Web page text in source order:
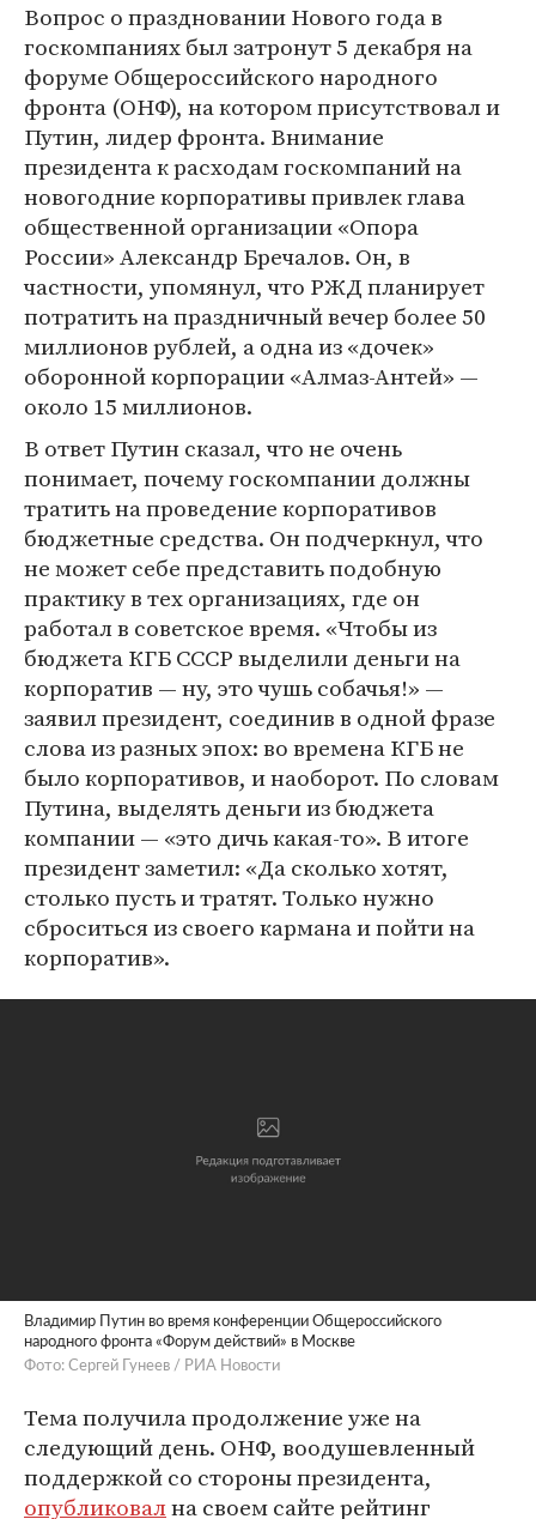
Вопрос о праздновании Нового года в
госкомпаниях был затронут 5 декабря на
форуме Общероссийского народного
фронта (ОНФ), на котором присутствовал и
Путин, лидер фронта. Внимание
президента к расходам госкомпаний на
новогодние корпоративы привлек глава
общественной организации «Опора
России» Александр Бречалов. Он, в
частности, упомянул, что РЖД планирует
потратить на праздничный вечер более 50
миллионов рублей, а одна из «дочек»
оборонной корпорации «Алмаз-Антей» —
около 15 миллионов.
В ответ Путин сказал, что не очень
понимает, почему госкомпании должны
тратить на проведение корпоративов
бюджетные средства. Он подчеркнул, что
не может себе представить подобную
практику в тех организациях, где он
работал в советское время. «Чтобы из
бюджета КГБ СССР выделили деньги на
корпоратив — ну, это чушь собачья!» —
заявил президент, соединив в одной фразе
слова из разных эпох: во времена КГБ не
было корпоративов, и наоборот. По словам
Путина, выделять деньги из бюджета
компании — «это дичь какая-то». В итоге
президент заметил: «Да сколько хотят,
столько пусть и тратят. Только нужно
сброситься из своего кармана и пойти на
корпоратив».
Владимир Путин во время конференции Общероссийского
народного фронта «Форум действий» в Москве
Фото: Сергей Гунеев / РИА Новости
Тема получила продолжение уже на
следующий день. ОНФ, воодушевленный
поддержкой со стороны президента,
опубликовална своем сайте рейтинг